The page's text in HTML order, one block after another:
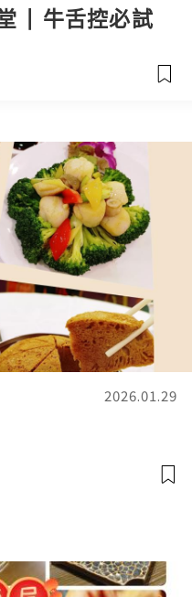
| 牛舌控必試
2026.01.29